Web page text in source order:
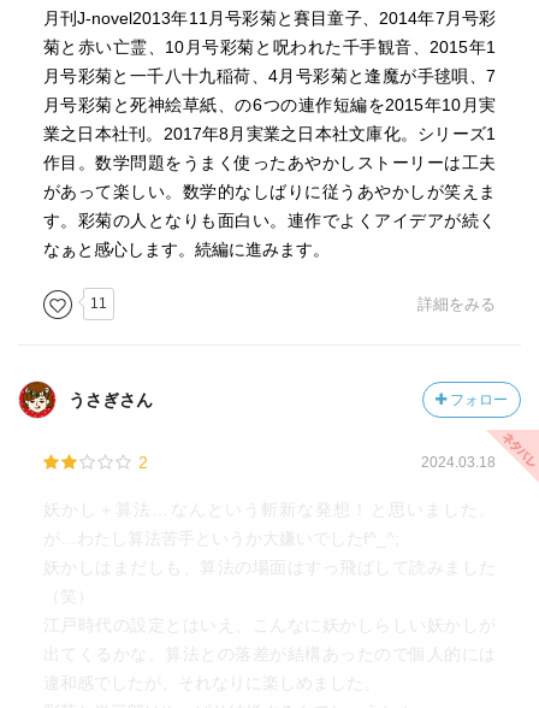
月刊J-novel2013年11月号彩菊と賽目童子、2014年7月号彩
菊と赤い亡霊、10月号彩菊と呪われた千手観音、2015年1
月号彩菊と一千八十九稲荷、4月号彩菊と逢魔が手毬唄、7
月号彩菊と死神絵草紙、の6つの連作短編を2015年10月実
業之日本社刊。2017年8月実業之日本社文庫化。シリーズ1
作目。数学問題をうまく使ったあやかしストーリーは工夫
があって楽しい。数学的なしばりに従うあやかしが笑えま
す。彩菊の人となりも面白い。連作でよくアイデアが続く
なぁと感心します。続編に進みます。
11 詳細をみる
うさぎさん フォロー
2 2024.03.18
妖かし＋算法…なんという斬新な発想！と思いました。
が…わたし算法苦手というか大嫌いでしたf^_^;
妖かしはまだしも、算法の場面はすっ飛ばして読みました
（笑）
江戸時代の設定とはいえ、こんなに妖かしらしい妖かしが
出てくるかな、算法との落差が結構あったので個人的には
違和感でしたが、それなりに楽しめました。